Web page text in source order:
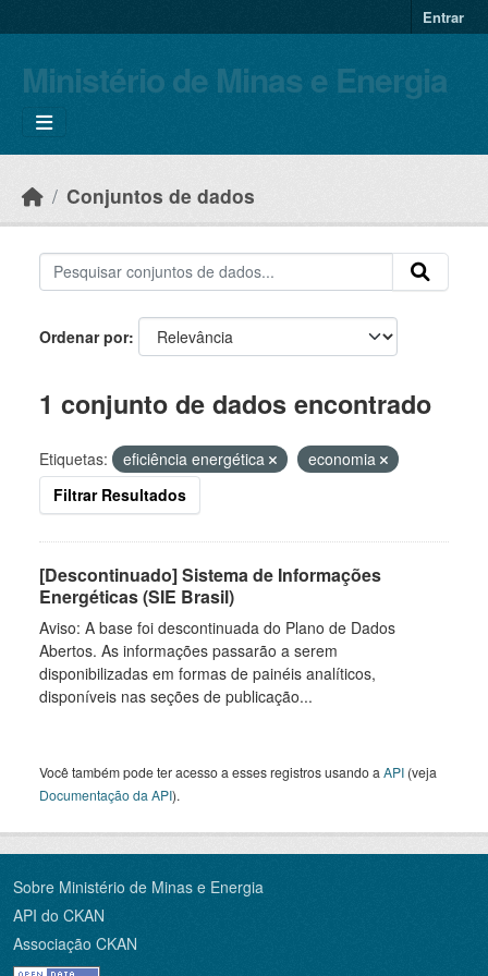
Entrar
Ministério de Minas e Energia
Conjuntos de dados
Ordenar por
1 conjunto de dados encontrado
Etiquetas: eficiência energética
economia
Filtrar Resultados
[Descontinuado] Sistema de Informações
Energéticas (SIE Brasil)
Aviso: A base foi descontinuada do Plano de Dados
Abertos. As informações passarão a serem
disponibilizadas em formas de painéis analíticos,
disponíveis nas seções de publicação...
Você também pode ter acesso a esses registros usando a API (veja
Documentação da API).
Sobre Ministério de Minas e Energia
API do CKAN
Associação CKAN